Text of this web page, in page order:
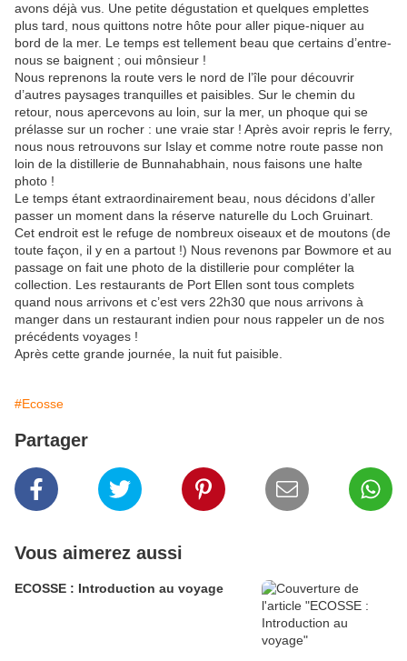
avons déjà vus. Une petite dégustation et quelques emplettes
plus tard, nous quittons notre hôte pour aller pique-niquer au
bord de la mer. Le temps est tellement beau que certains d’entre-
nous se baignent ; oui mônsieur !
Nous reprenons la route vers le nord de l’île pour découvrir
d’autres paysages tranquilles et paisibles. Sur le chemin du
retour, nous apercevons au loin, sur la mer, un phoque qui se
prélasse sur un rocher : une vraie star ! Après avoir repris le ferry,
nous nous retrouvons sur Islay et comme notre route passe non
loin de la distillerie de Bunnahabhain, nous faisons une halte
photo !
Le temps étant extraordinairement beau, nous décidons d’aller
passer un moment dans la réserve naturelle du Loch Gruinart.
Cet endroit est le refuge de nombreux oiseaux et de moutons (de
toute façon, il y en a partout !) Nous revenons par Bowmore et au
passage on fait une photo de la distillerie pour compléter la
collection. Les restaurants de Port Ellen sont tous complets
quand nous arrivons et c’est vers 22h30 que nous arrivons à
manger dans un restaurant indien pour nous rappeler un de nos
précédents voyages !
Après cette grande journée, la nuit fut paisible.
#Ecosse
Partager
Vous aimerez aussi
ECOSSE : Introduction au voyage